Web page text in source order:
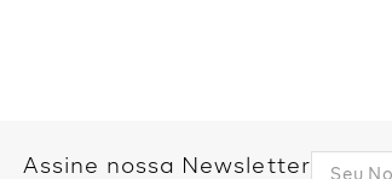
Assine nossa Newsletter